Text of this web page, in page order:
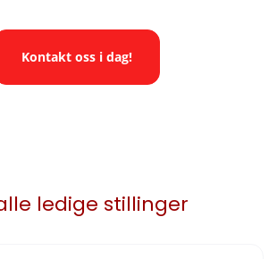
Kontakt oss i dag!
ledige stillinger